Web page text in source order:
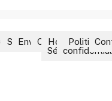
Société
Environnement
CultureHors-
Séries
Politique